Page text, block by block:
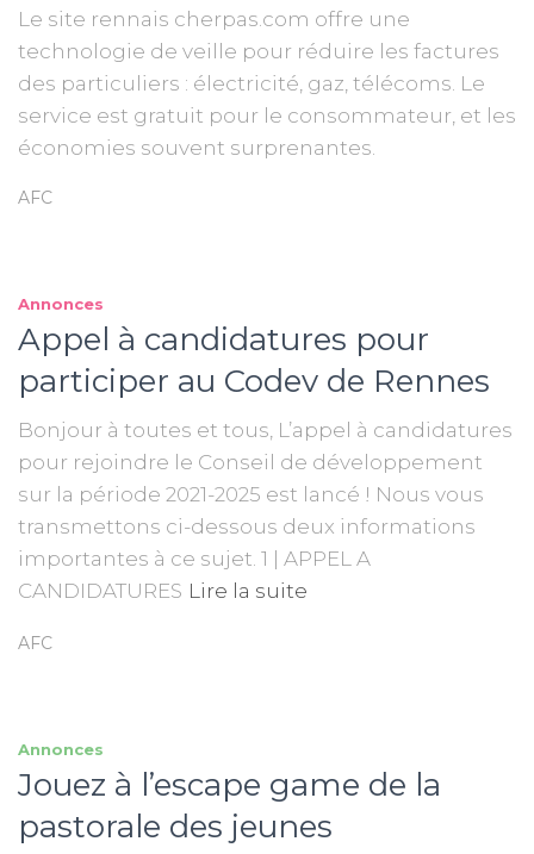
Le site rennais cherpas.com offre une
technologie de veille pour réduire les factures
des particuliers : électricité, gaz, télécoms. Le
service est gratuit pour le consommateur, et les
économies souvent surprenantes.
AFC
Annonces
Appel à candidatures pour
participer au Codev de Rennes
Bonjour à toutes et tous, L’appel à candidatures
pour rejoindre le Conseil de développement
sur la période 2021-2025 est lancé ! Nous vous
transmettons ci-dessous deux informations
importantes à ce sujet. 1 | APPEL A
CANDIDATURES Lire la suite
AFC
Annonces
Jouez à l’escape game de la
pastorale des jeunes